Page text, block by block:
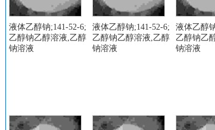
液体乙醇钠;141-52-6;
乙醇钠乙醇溶液,乙醇
钠溶液
液体乙醇钠;141-52-6;
乙醇钠乙醇溶液,乙醇
钠溶液
液体乙醇
乙醇钠乙
钠溶液